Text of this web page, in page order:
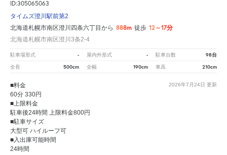
ID:305065063
タイムズ澄川駅前第2
北海道札幌市南区澄川四条六丁目から 888m 徒歩 12～17分
北海道札幌市南区澄川3条2-4
駐車場形式 - 屋内外形式 - 駐車台数 98台
全長 500cm 全幅 190cm 車高 210cm
2026年7月24日 更新
■料金
60分 330円
■上限料金
駐車後24時間 上限料金800円
■駐車サイズ
大型可 ハイルーフ可
■入出庫可能時間
24時間